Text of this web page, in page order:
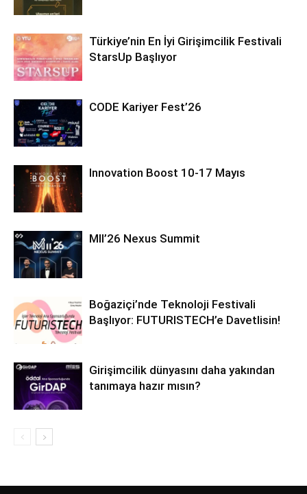
Türkiye’nin En İyi Girişimcilik Festivali
StarsUp Başlıyor
CODE Kariyer Fest’26
Innovation Boost 10-17 Mayıs
MII’26 Nexus Summit
Boğaziçi’nde Teknoloji Festivali
Başlıyor: FUTURISTECH’e Davetlisin!
Girişimcilik dünyasını daha yakından
tanımaya hazır mısın?